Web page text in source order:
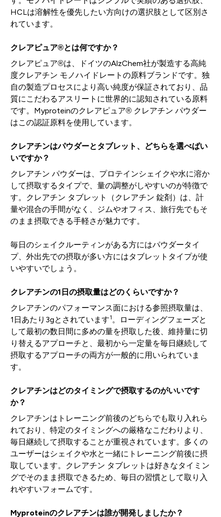
HCLは溶解性を優先したい方向けの選択肢として区別さ
れています。
クレアピュア®とは何ですか？
クレアピュア®は、ドイツのAlzChem社が製造する高純
度クレアチン モノハイドレートの原料ブランドです。独
自の製造プロセスにより高い純度が保証されており、品
質にこだわるアスリートに世界的に認知されている原料
です。Myproteinのクレアピュア® クレアチン パウダー
はこの認証原料を使用しています。
クレアチンはパウダーとタブレット、どちらを選べばい
いですか？
クレアチン パウダーは、プロテインシェイクや水に溶か
して摂取するタイプで、量の調整がしやすいのが特徴で
す。クレアチン タブレット（クレアチン 錠剤）は、計
量や混合の手間がなく、ジムやオフィス、旅行先でもそ
のまま摂取できる手軽さが魅力です。
毎日のシェイクルーティンがある方にはパウダータイ
プ、外出先での摂取が多い方にはタブレットタイプが使
いやすいでしょう。
クレアチンの1日の摂取量はどのくらいですか？
クレアチンのパフォーマンス面における参照摂取量は、
1日あたり3gとされています1 。ローディングフェーズと
して最初の数日間に多めの量を摂取した後、維持量に切
り替えるアプローチと、最初から一定量を毎日継続して
摂取するアプローチの両方が一般的に用いられていま
す。
クレアチンはどのタイミングで摂取するのがいいです
か？
クレアチンはトレーニング前後のどちらでも取り入れら
れており、特定のタイミングへの厳格なこだわりより、
毎日継続して摂取することが重視されています。多くの
ユーザーはシェイクや水と一緒にトレーニング前後に摂
取しています。クレアチン タブレットは好きなタイミン
グでそのまま摂取できるため、毎日の習慣として取り入
れやすいフォームです。
Myproteinのクレアチンは誰が開発しましたか？